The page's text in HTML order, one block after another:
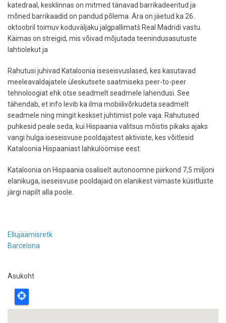
katedraal, kesklinnas on mitmed tänavad barrikadeeritud ja
mõned barrikaadid on pandud põlema. Ära on jäetud ka 26.
oktoobril toimuv koduväljaku jalgpallimatš Real Madridi vastu.
Käimas on streigid, mis võivad mõjutada teenindusasutuste
lahtiolekut ja
Rahutusi juhivad Kataloonia iseseisvuslased, kes kasutavad
meeleavaldajatele üleskutsete saatmiseks peer-to-peer
tehnoloogiat ehk otse seadmelt seadmele lahendusi. See
tähendab, et info levib ka ilma mobiilivõrkudeta seadmelt
seadmele ning mingit keskset juhtimist pole vaja. Rahutused
puhkesid peale seda, kui Hispaania valitsus mõistis pikaks ajaks
vangi hulga iseseisvuse pooldajatest aktiviste, kes võitlesid
Kataloonia Hispaaniast lahkulöömise eest.
Kataloonia on Hispaania osaliselt autonoomne piirkond 7,5 miljoni
elanikuga, iseseisvuse pooldajaid on elanikest viimaste küsitluste
järgi napilt alla poole.
Ellujäämisretk
Barcelona
Asukoht